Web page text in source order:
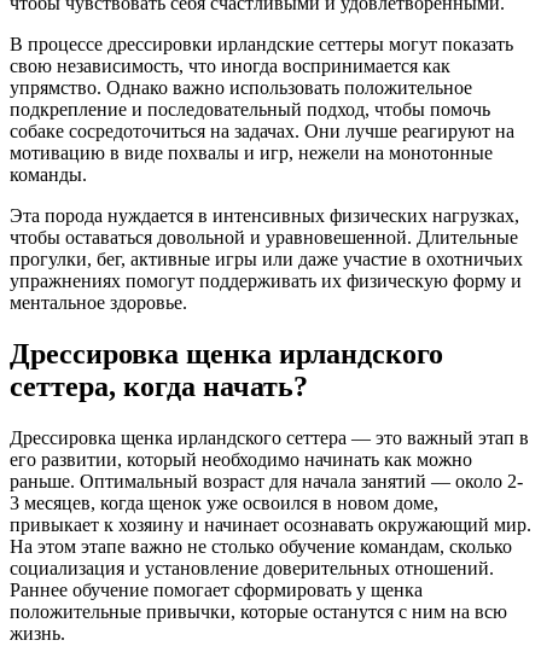
В процессе дрессировки ирландские сеттеры могут показать
свою независимость, что иногда воспринимается как
упрямство. Однако важно использовать положительное
подкрепление и последовательный подход, чтобы помочь
собаке сосредоточиться на задачах. Они лучше реагируют на
мотивацию в виде похвалы и игр, нежели на монотонные
команды.
Эта порода нуждается в интенсивных физических нагрузках,
чтобы оставаться довольной и уравновешенной. Длительные
прогулки, бег, активные игры или даже участие в охотничьих
упражнениях помогут поддерживать их физическую форму и
ментальное здоровье.
Дрессировка щенка ирландского
сеттера, когда начать?
Дрессировка щенка ирландского сеттера — это важный этап в
его развитии, который необходимо начинать как можно
раньше. Оптимальный возраст для начала занятий — около 2-
3 месяцев, когда щенок уже освоился в новом доме,
привыкает к хозяину и начинает осознавать окружающий мир.
На этом этапе важно не столько обучение командам, сколько
социализация и установление доверительных отношений.
Раннее обучение помогает сформировать у щенка
положительные привычки, которые останутся с ним на всю
жизнь.